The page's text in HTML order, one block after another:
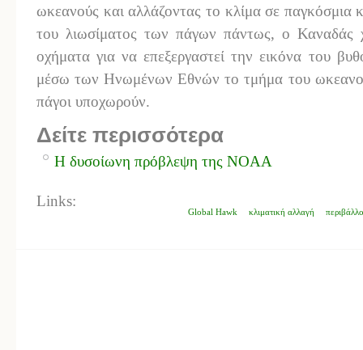
ωκεανούς και αλλάζοντας το κλίμα σε
του λιωσίματος των πάγων πάντως, ο Καναδάς
οχήματα για να επεξεργαστεί την εικόνα του
μέσω των Ηνωμένων Εθνών το τμήμα του
πάγοι υποχωρούν.
Δείτε περισσότερα
H δυσοίωνη πρόβλεψη της NOAA
Global Hawk κλιματική αλλαγή
Links: